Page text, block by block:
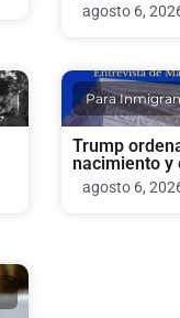
agosto 6,
Para
Trump
nacimiento y
agosto 6,